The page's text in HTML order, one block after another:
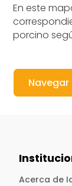
En este
porcino
Acerca de